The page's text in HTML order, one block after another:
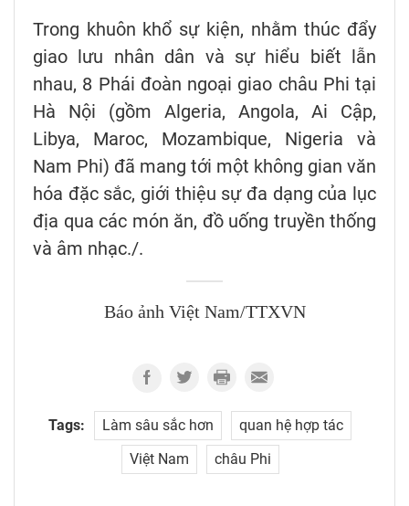
Trong khuôn khổ sự kiện, nhằm thúc đẩy
giao lưu nhân dân và sự hiểu biết lẫn
nhau, 8 Phái đoàn ngoại giao châu Phi tại
Hà Nội (gồm Algeria, Angola, Ai Cập,
Libya, Maroc, Mozambique, Nigeria và
Nam Phi) đã mang tới một không gian văn
hóa đặc sắc, giới thiệu sự đa dạng của lục
địa qua các món ăn, đồ uống truyền thống
và âm nhạc./.
Báo ảnh Việt Nam/TTXVN
Tags: Làm sâu sắc hơn
quan hệ hợp tác
Việt Nam
châu Phi